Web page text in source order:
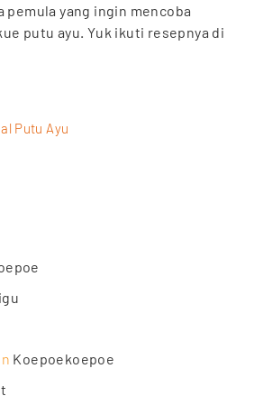
pemula yang ingin mencoba
putu ayu. Yuk ikuti resepnya di
Koepoekoepoe